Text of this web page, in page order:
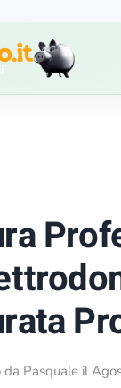
da Pasquale il